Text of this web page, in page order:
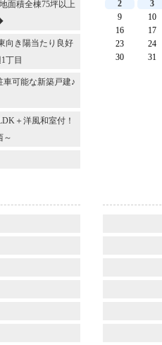
面積全棟75坪以上
向き陽当たり良好
丁目
車可能な新築戸建♪
＋洋風和室付！
～
2
3
9
10
16
17
23
24
30
31